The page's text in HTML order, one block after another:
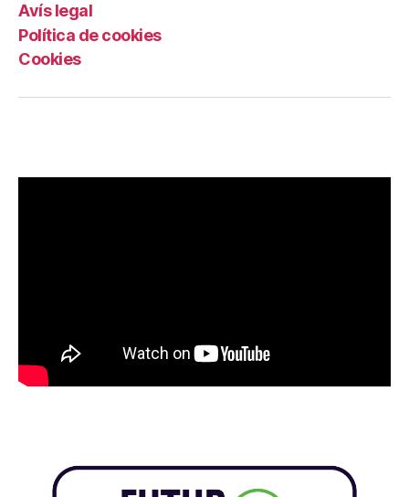
Avís legal
Política de cookies
Cookies